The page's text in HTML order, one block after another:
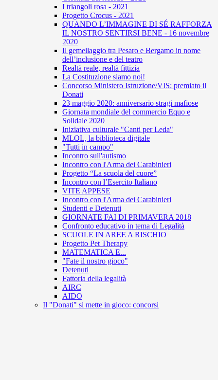
I triangoli rosa - 2021
Progetto Crocus - 2021
QUANDO L’IMMAGINE DI SÉ RAFFORZA
IL NOSTRO SENTIRSI BENE - 16 novembre
2020
Il gemellaggio tra Pesaro e Bergamo in nome
dell’inclusione e del teatro
Realtà reale, realtà fittizia
La Costituzione siamo noi!
Concorso Ministero Istruzione/VIS: premiato il
Donati
23 maggio 2020: anniversario stragi mafiose
Giornata mondiale del commercio Equo e
Solidale 2020
Iniziativa culturale "Canti per Leda"
MLOL, la biblioteca digitale
"Tutti in campo"
Incontro sull'autismo
Incontro con l'Arma dei Carabinieri
Progetto “La scuola del cuore”
Incontro con l’Esercito Italiano
VITE APPESE
Incontro con l'Arma dei Carabinieri
Studenti e Detenuti
GIORNATE FAI DI PRIMAVERA 2018
Confronto educativo in tema di Legalità
SCUOLE IN AREE A RISCHIO
Progetto Pet Therapy
MATEMATICA E...
"Fate il nostro gioco"
Detenuti
Fattoria della legalità
AIRC
AIDO
Il "Donati" si mette in gioco: concorsi